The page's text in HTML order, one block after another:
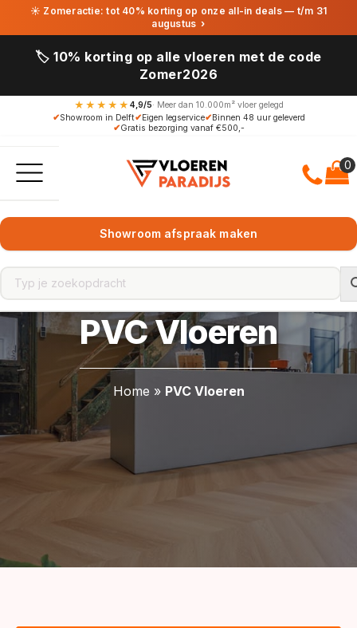
☀ Zomeractie: tot 40% korting op onze all-in deals — t/m 31
augustus ›
🏷️ 10% korting op alle vloeren met de code
Zomer2026
★★★★★ 4,9/5· Meer dan 10.000m² vloer gelegd
✔Showroom in Delft✔Eigen legservice✔Binnen 48 uur geleverd
✔Gratis bezorging vanaf €500,-
Showroom afspraak maken
PVC Vloeren
Home » PVC Vloeren